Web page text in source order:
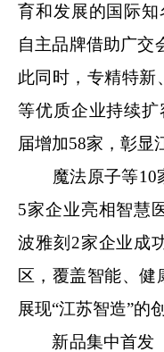
育和发展的国际
自主品牌借助广交
此同时，专精特新
等优质企业持续
届增加58家，彰显
魔法原子等10家
5家企业亮相智慧
波雅刻2家企业成
区，覆盖智能、
展现“江苏智造”的
新品集中首发